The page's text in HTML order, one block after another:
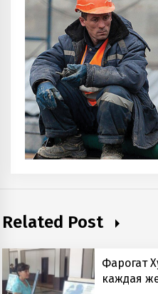
Related Post
Фарогат
каждая